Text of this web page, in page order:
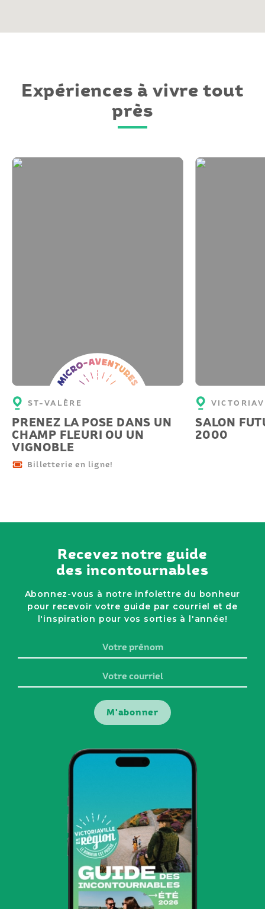
Expériences à vivre tout
près
Micro-
aventure
ST-VALÈRE
PRENEZ LA POSE DANS UN
CHAMP FLEURI OU UN
VIGNOBLE
Billetterie en ligne!
SALON
2000
Recevez notre guide
des incontournables
Abonnez-vous à notre infolettre du bonheur
pour recevoir votre guide par courriel et de
l'inspiration pour vos sorties à l'année!
prénom
courriel